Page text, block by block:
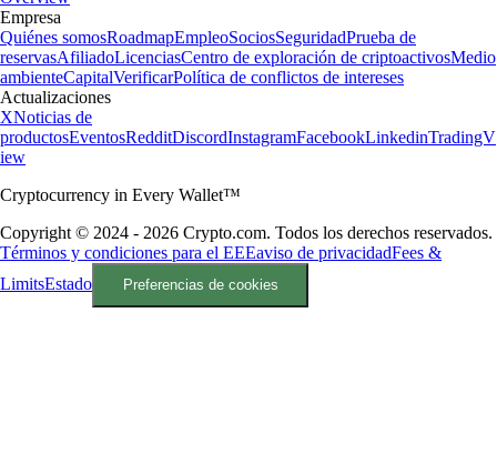
Empresa
Quiénes somosRoadmapEmpleoSociosSeguridadPrueba de
reservasAfiliadoLicenciasCentro de exploración de criptoactivosMedio
ambienteCapitalVerificarPolítica de conflictos de intereses
Actualizaciones
XNoticias de
productosEventosRedditDiscordInstagramFacebookLinkedinTradingV
iew
Cryptocurrency in Every Wallet™
Copyright © 2024 - 2026 Crypto.com. Todos los derechos reservados.
Términos y condiciones para el EEEaviso de privacidadFees &
LimitsEstado Preferencias de cookies